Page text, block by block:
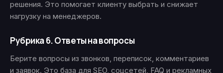
решения. Это помогает клиенту выбрать и снижает
нагрузку на менеджеров.
Рубрика 6. Ответы на вопросы
Берите вопросы из звонков, переписок, комментариев
и заявок. Это база для SEO, соцсетей, FAQ и рекламных